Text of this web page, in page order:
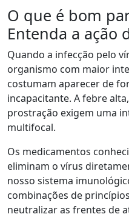
O que é bom
Entenda a ação
Quando a infecção pelo
organismo com maior
costumam aparecer de
incapacitante. A febre
prostração exigem uma
multifocal.
Os medicamentos
eliminam o vírus
nosso sistema
combinações de
neutralizar as frentes de